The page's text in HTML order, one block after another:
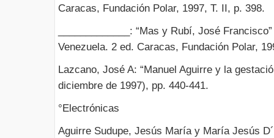
Caracas, Fundación Polar, 1997, T. II, p. 398.
_____________: “Mas y Rubí, José
Venezuela. 2 ed. Caracas, Fundación Polar,
Lazcano, José A: “Manuel Aguirre y la
diciembre de 1997), pp. 440-441.
°Electrónicas
Aguirre Sudupe, Jesús María y María Jesús